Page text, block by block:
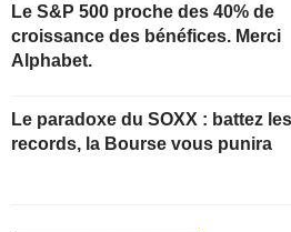
Le S&P 500 proche des 40% de
croissance des bénéfices. Merci
Alphabet.
Le paradoxe du SOXX : battez les
records, la Bourse vous punira